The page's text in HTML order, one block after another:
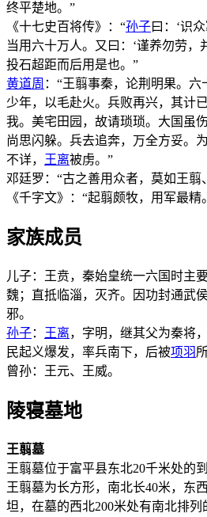
终平楚地。”
《十七史百将传》：“孙子曰：‘识
当用六十万人。又曰：‘谨养勿劳，
投石超距而后用是也。”
黄道周 ：“王翦事秦，论荆明果。
少年，以毛赴火。兵败再兴，其计
我。美宅田园，故请琐琐。大国虽
尚思闪躲。兵去追奔，万全方妥。
不详，
王离被虏。”
邓廷罗：“古之善用众者，莫如王翦、
《千字文》：“起翦颇牧，用军最
家族成员
儿子：王贲，秦始皇统一六国时主
魏；直抵临淄，灭齐。因功封通武
邪。
孙子： 王离，字明，继其父为秦将
民起义爆发，率兵南下，后被项羽
曾孙：王元、王威。
陵寝墓地
王翦墓
王翦墓位于富平县东北20千米处的
王翦墓为长方形，南北长40米，东
坦，在墓的西北200米处有南北排